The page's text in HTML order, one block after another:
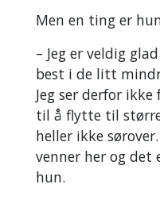
Men en ting er
– Jeg er veldig
best i de litt
Jeg ser derfor
til å flytte til
heller ikke
venner her og det
hun.